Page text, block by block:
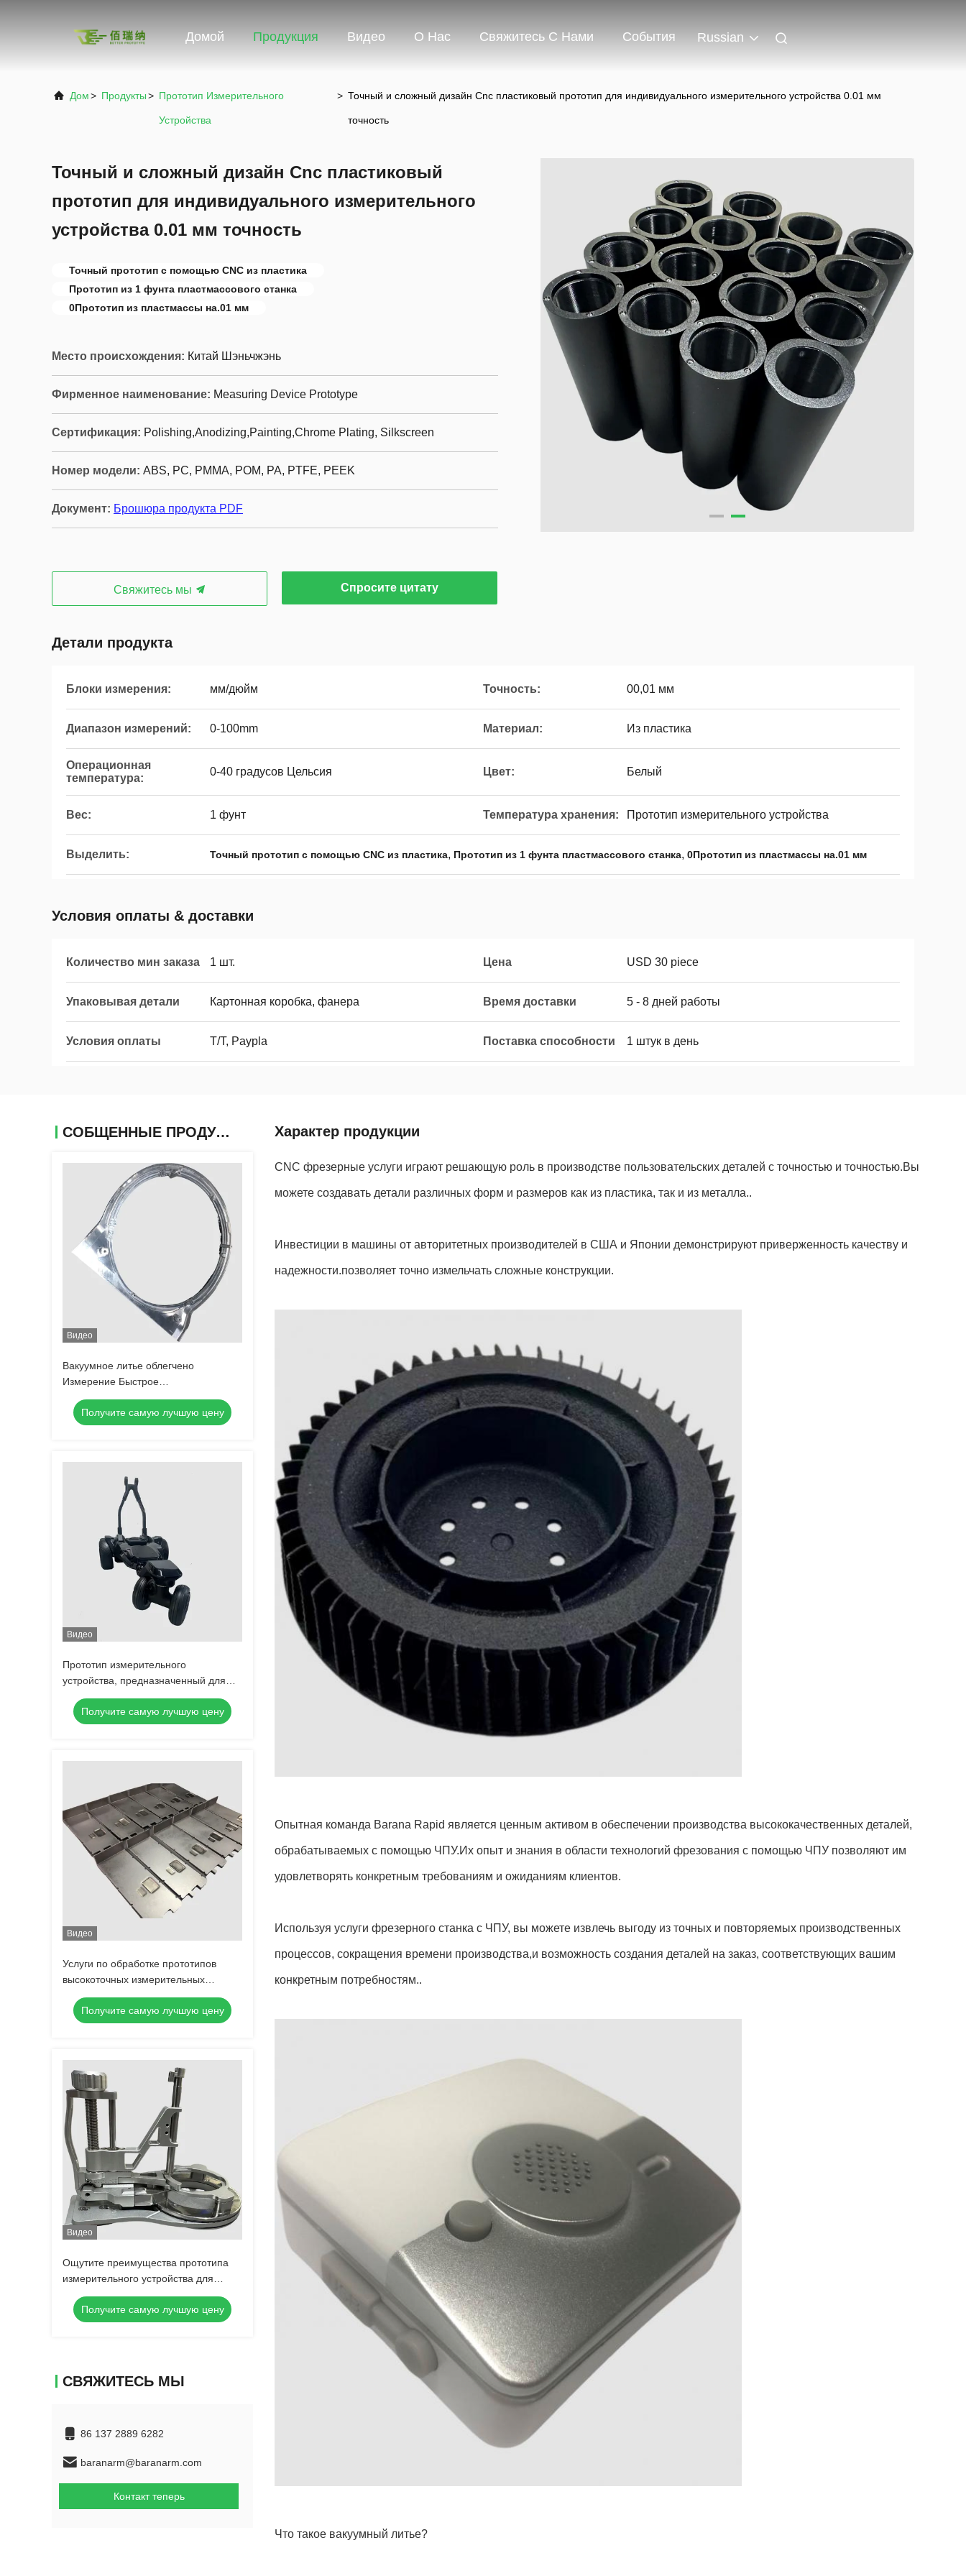
Домой Продукция Видео О Нас Свяжитесь С Нами События Russian
Дом> Продукты> Прототип Измерительного
Устройства
> Точный и сложный дизайн Cnc пластиковый прототип для индивидуального измерительного устройства 0.01 мм
точность
Точный и сложный дизайн Cnc пластиковый
прототип для индивидуального измерительного
устройства 0.01 мм точность
Точный прототип с помощью CNC из пластика
Прототип из 1 фунта пластмассового станка
0Прототип из пластмассы на.01 мм
Место происхождения: Китай Шэньчжэнь
Фирменное наименование: Measuring Device Prototype
Сертификация: Polishing,Anodizing,Painting,Chrome Plating, Silkscreen
Номер модели: ABS, PC, PMMA, POM, PA, PTFE, PEEK
Документ: Брошюра продукта PDF
Свяжитесь мы Спросите цитату
Детали продукта
Блоки измерения: мм/дюйм Точность: 00,01 мм
Диапазон измерений: 0-100mm Материал: Из пластика
Операционная
температура:
0-40 градусов Цельсия Цвет: Белый
Вес: 1 фунт Температура хранения: Прототип измерительного устройства
Выделить: Точный прототип с помощью CNC из пластика, Прототип из 1 фунта пластмассового станка, 0Прототип из пластмассы на.01 мм
Условия оплаты & доставки
Количество мин заказа 1 шт. Цена USD 30 piece
Упаковывая детали Картонная коробка, фанера Время доставки 5 - 8 дней работы
Условия оплаты T/T, Paypla Поставка способности 1 штук в день
СОБЩЕННЫЕ ПРОДУКТЫ
Видео
Вакуумное литье облегчено
Измерение Быстрое
прототипирование Машиностроение
1 фунт Для высоковерных копий
Получите самую лучшую цену
Видео
Прототип измерительного
устройства, предназначенный для
удовлетворения ваших конкретных
требований с вакуумным литьем
Получите самую лучшую цену
Видео
Услуги по обработке прототипов
высокоточных измерительных
приборов
Получите самую лучшую цену
Видео
Ощутите преимущества прототипа
измерительного устройства для
точного фрезирования с помощью
ЧПУ Получите самую лучшую цену
СВЯЖИТЕСЬ МЫ
86 137 2889 6282
baranarm@baranarm.com
Контакт теперь
Характер продукции
CNC фрезерные услуги играют решающую роль в производстве пользовательских деталей с точностью и точностью.Вы
можете создавать детали различных форм и размеров как из пластика, так и из металла..
Инвестиции в машины от авторитетных производителей в США и Японии демонстрируют приверженность качеству и
надежности.позволяет точно измельчать сложные конструкции.
Опытная команда Barana Rapid является ценным активом в обеспечении производства высококачественных деталей,
обрабатываемых с помощью ЧПУ.Их опыт и знания в области технологий фрезования с помощью ЧПУ позволяют им
удовлетворять конкретным требованиям и ожиданиям клиентов.
Используя услуги фрезерного станка с ЧПУ, вы можете извлечь выгоду из точных и повторяемых производственных
процессов, сокращения времени производства,и возможность создания деталей на заказ, соответствующих вашим
конкретным потребностям..
Что такое вакуумный литье?